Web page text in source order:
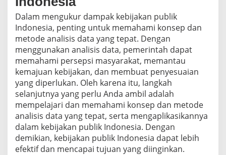
Dalam mengukur dampak kebijakan publik
Indonesia, penting untuk memahami konsep dan
metode analisis data yang tepat. Dengan
menggunakan analisis data, pemerintah dapat
memahami persepsi masyarakat, memantau
kemajuan kebijakan, dan membuat penyesuaian
yang diperlukan. Oleh karena itu, langkah
selanjutnya yang perlu Anda ambil adalah
mempelajari dan memahami konsep dan metode
analisis data yang tepat, serta mengaplikasikannya
dalam kebijakan publik Indonesia. Dengan
demikian, kebijakan publik Indonesia dapat lebih
efektif dan mencapai tujuan yang diinginkan.